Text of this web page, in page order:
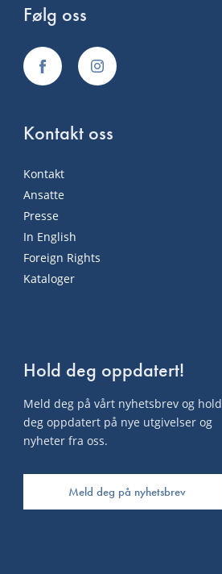
Følg oss
Kontakt oss
Kontakt
Ansatte
Presse
In English
Foreign Rights
Kataloger
Hold deg oppdatert!
Meld deg på vårt nyhetsbrev og hold
deg oppdatert på nye utgivelser og
nyheter fra oss.
Meld deg på nyhetsbrev